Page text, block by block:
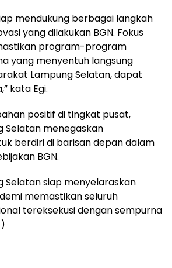
mendukung berbagai langkah
yang dilakukan BGN. Fokus
program-program
yang menyentuh langsung
Lampung Selatan, dapat
kata Egi.
positif di tingkat pusat,
Selatan menegaskan
berdiri di barisan depan dalam
BGN.
Selatan siap menyelaraskan
memastikan seluruh
tereksekusi dengan sempurna